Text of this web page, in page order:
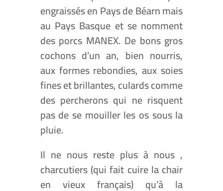
engraissés en Pays de Béarn mais
au Pays Basque et se nomment
des porcs MANEX. De bons gros
cochons d’un an, bien nourris,
aux formes rebondies, aux soies
fines et brillantes, culards comme
des percherons qui ne risquent
pas de se mouiller les os sous la
pluie.
Il ne nous reste plus à nous ,
charcutiers (qui fait cuire la chair
en vieux français) qu’à la